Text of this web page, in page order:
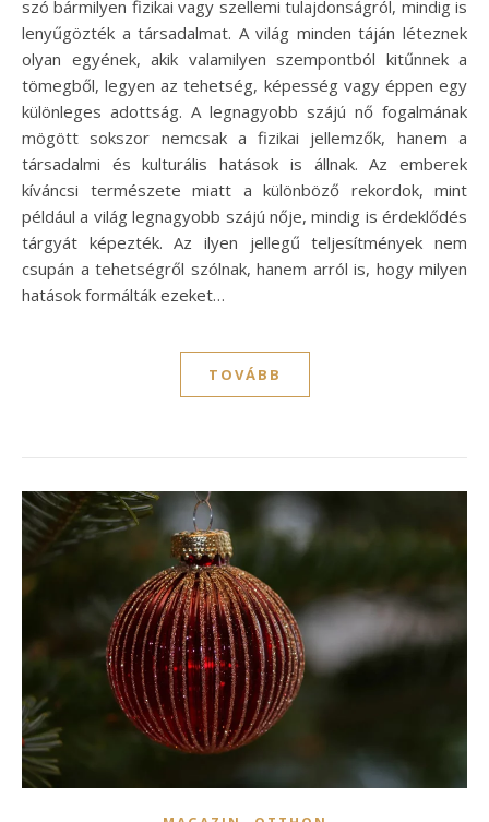
szó bármilyen fizikai vagy szellemi tulajdonságról, mindig is
lenyűgözték a társadalmat. A világ minden táján léteznek
olyan egyének, akik valamilyen szempontból kitűnnek a
tömegből, legyen az tehetség, képesség vagy éppen egy
különleges adottság. A legnagyobb szájú nő fogalmának
mögött sokszor nemcsak a fizikai jellemzők, hanem a
társadalmi és kulturális hatások is állnak. Az emberek
kíváncsi természete miatt a különböző rekordok, mint
például a világ legnagyobb szájú nője, mindig is érdeklődés
tárgyát képezték. Az ilyen jellegű teljesítmények nem
csupán a tehetségről szólnak, hanem arról is, hogy milyen
hatások formálták ezeket…
TOVÁBB